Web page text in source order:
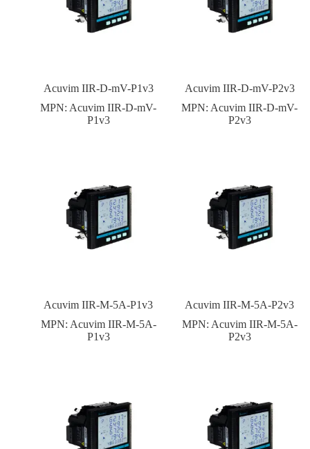
Acuvim IIR-D-mV-P1v3
MPN: Acuvim IIR-D-mV-
P1v3
Acuvim IIR-D-mV-P2v3
MPN: Acuvim IIR-D-mV-
P2v3
Acuvim IIR-M-5A-P1v3
MPN: Acuvim IIR-M-5A-
P1v3
Acuvim IIR-M-5A-P2v3
MPN: Acuvim IIR-M-5A-
P2v3